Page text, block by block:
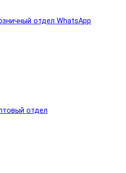
отдел WhatsApp
отдел